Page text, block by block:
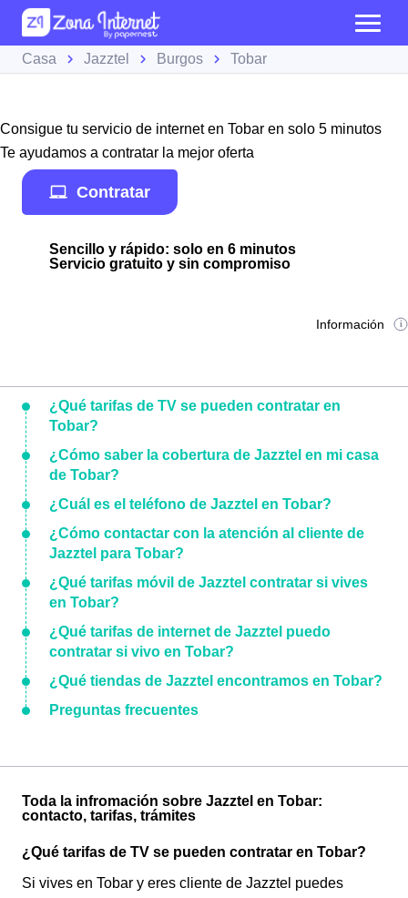
Casa Jazztel Burgos Tobar
Consigue tu servicio de internet en Tobar en solo 5 minutos
Te ayudamos a contratar la mejor oferta
Contratar
Sencillo y rápido: solo en 6 minutos
Servicio gratuito y sin compromiso
Información
¿Qué tarifas de TV se pueden contratar en
Tobar?
¿Cómo saber la cobertura de Jazztel en mi casa
de Tobar?
¿Cuál es el teléfono de Jazztel en Tobar?
¿Cómo contactar con la atención al cliente de
Jazztel para Tobar?
¿Qué tarifas móvil de Jazztel contratar si vives
en Tobar?
¿Qué tarifas de internet de Jazztel puedo
contratar si vivo en Tobar?
¿Qué tiendas de Jazztel encontramos en Tobar?
Preguntas frecuentes
Toda la infromación sobre Jazztel en Tobar:
contacto, tarifas, trámites
¿Qué tarifas de TV se pueden contratar en Tobar?
Si vives en Tobar y eres cliente de Jazztel puedes